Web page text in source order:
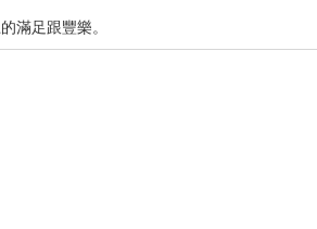
滿足跟豐樂。